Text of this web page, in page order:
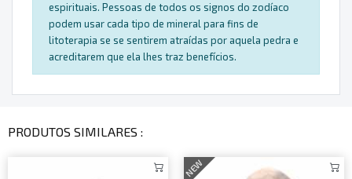
espirituais. Pessoas de todos os signos do zodíaco
podem usar cada tipo de mineral para fins de
litoterapia se se sentirem atraídas por aquela pedra e
acreditarem que ela lhes traz benefícios.
PRODUTOS SIMILARES :
NEW